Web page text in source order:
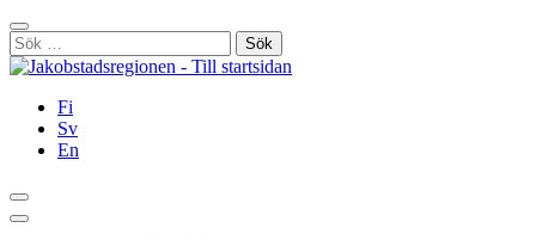
Hoppa
till
innehållet
Stäng
Sök
efter:
Fi
Sv
En
Sök
Huvudmeny